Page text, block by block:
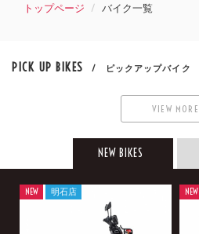
トップページ バイク一覧
PICK UP BIKES / ピックアップバイク
VIEW MORE
NEW BIKES
NEW 明石店 NEW